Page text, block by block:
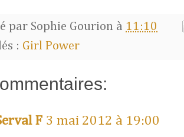
par Sophie Gourion à 11:10
: Girl Power
F 3 mai 2012 à 19:00